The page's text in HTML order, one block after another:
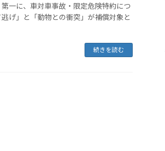
一に、車対車事故・限定危険特約につ
げ」と「動物との衝突」が補償対象と
続きを読む